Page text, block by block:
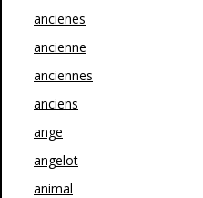
ancienes
ancienne
anciennes
anciens
ange
angelot
animal